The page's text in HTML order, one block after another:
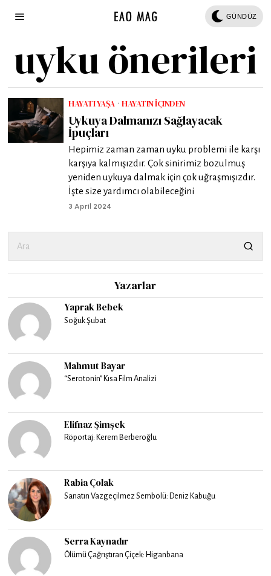
GÜNDÜZ
uyku önerileri
HAYATI YAŞA · HAYATIN İÇINDEN
Uykuya Dalmanızı Sağlayacak
İpuçları
Hepimiz zaman zaman uyku problemi ile karşı
karşıya kalmışızdır. Çok sinirimiz bozulmuş
yeniden uykuya dalmak için çok uğraşmışızdır.
İşte size yardımcı olabileceğini
3 April 2024
Yazarlar
Yaprak Bebek
Soğuk Şubat
Mahmut Bayar
“Serotonin” Kısa Film Analizi
Elifnaz Şimşek
Röportaj: Kerem Berberoğlu
Rabia Çolak
Sanatın Vazgeçilmez Sembolü: Deniz Kabuğu
Serra Kaynadır
Ölümü Çağrıştıran Çiçek: Higanbana